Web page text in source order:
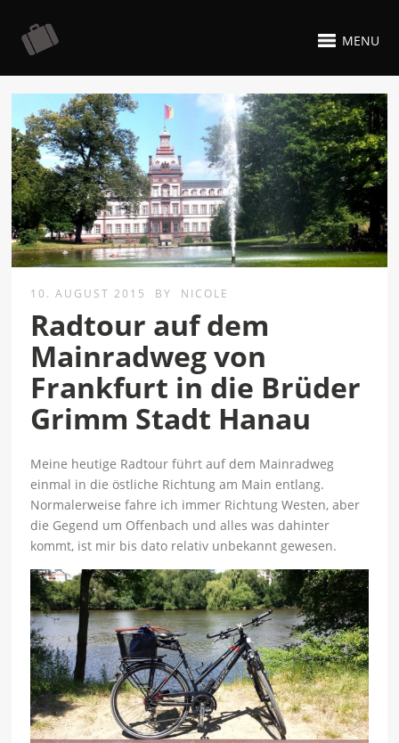
MENU
10. AUGUST 2015 BY NICOLE
Radtour auf dem
Mainradweg von
Frankfurt in die Brüder
Grimm Stadt Hanau
Meine heutige Radtour führt auf dem Mainradweg
einmal in die östliche Richtung am Main entlang.
Normalerweise fahre ich immer Richtung Westen, aber
die Gegend um Offenbach und alles was dahinter
kommt, ist mir bis dato relativ unbekannt gewesen.